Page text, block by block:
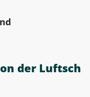
der Luftsch